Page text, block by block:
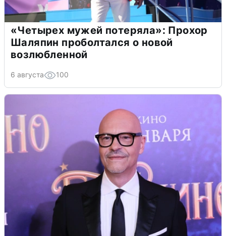
«Четырех мужей потеряла»: Прохор
Шаляпин проболтался о новой
возлюбленной
6 августа 100